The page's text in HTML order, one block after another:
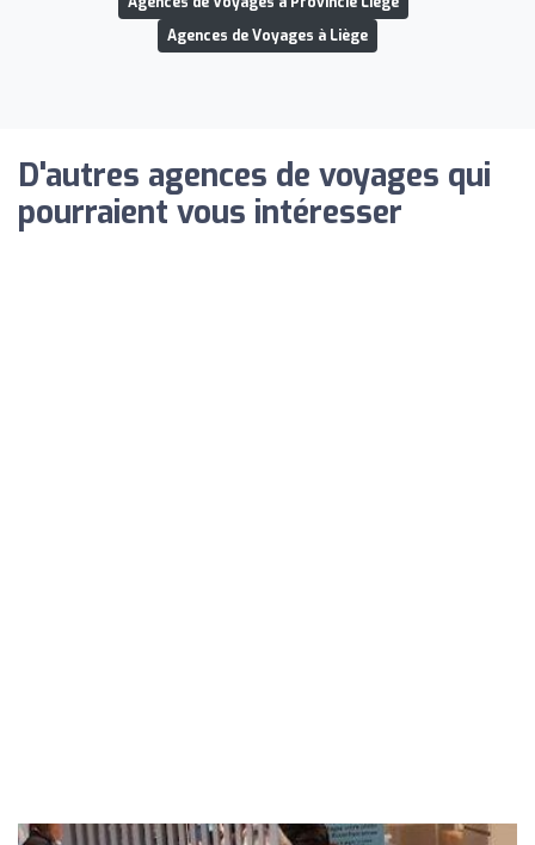
Agences de Voyages à Liège
D'autres agences de voyages qui
pourraient vous intéresser